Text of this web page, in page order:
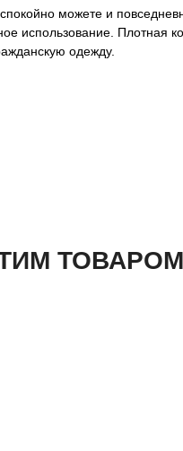
можете и
использование. Плотная
одежду.
ТОВАРОМ